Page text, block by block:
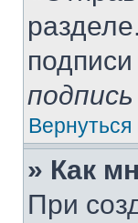
подпись
Вернуться
» Как
При